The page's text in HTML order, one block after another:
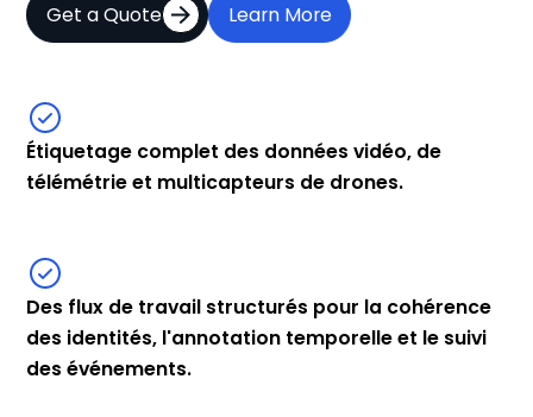
Get a Quote Learn More
Étiquetage complet des données vidéo, de
télémétrie et multicapteurs de drones.
Des flux de travail structurés pour la cohérence
des identités, l'annotation temporelle et le suivi
des événements.